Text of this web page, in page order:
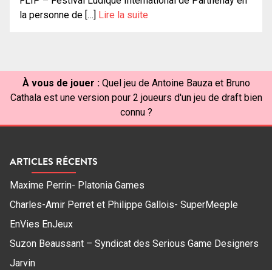
la personne de […] Lire la suite
À vous de jouer : Quel jeu de Antoine Bauza et Bruno
Cathala est une version pour 2 joueurs d'un jeu de draft bien
connu ?
ARTICLES RÉCENTS
Maxime Perrin- Platonia Games
Charles-Amir Perret et Philippe Gallois- SuperMeeple
EnVies EnJeux
Suzon Beaussant – Syndicat des Serious Game Designers
Jarvin